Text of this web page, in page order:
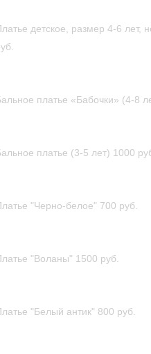
детское, размер 4-6 лет,
платье «Бабочки» (4-8
платье (3-5 лет) 1000
"Черно-белое" 700 руб.
"Воланы" 1500 руб.
"Белый антик" 800 руб.